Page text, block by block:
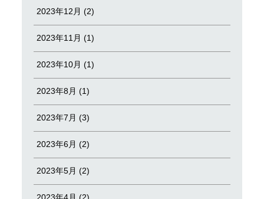
2023年12月 (2)
2023年11月 (1)
2023年10月 (1)
2023年8月 (1)
2023年7月 (3)
2023年6月 (2)
2023年5月 (2)